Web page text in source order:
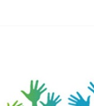
DI ISTITUTO 2024/25